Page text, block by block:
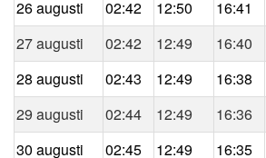
26 augusti 02:42 12:50 16:41
27 augusti
02:42 12:49 16:40
28 augusti
02:43 12:49 16:38
29 augusti
02:44 12:49 16:36
30 augusti
02:45 12:49 16:35